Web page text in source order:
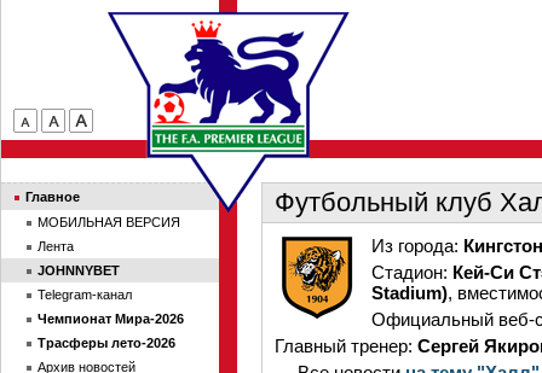
Футбольный клуб
Из города:
Стадион: Кей-Си
Stadium),
Официальный веб-
Главный тренер: Сергей
Главное
МОБИЛЬНАЯ ВЕРСИЯ
Лента
JOHNNYBET
Telegram-канал
Чемпионат Мира-2026
Трасферы лето-2026
Архив новостей